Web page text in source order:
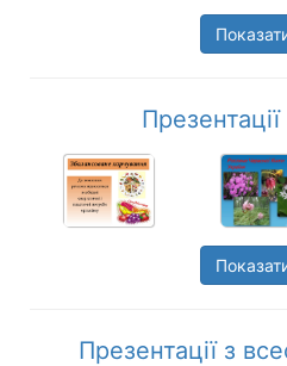
Презентації
Презентації з